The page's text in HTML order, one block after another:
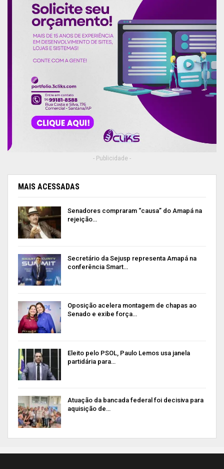
prorrogado enquanto estiver estudando.
Publicidade (x)
- Publicidade -
MAIS ACESSADAS
Senadores compraram “causa” do Amapá na
rejeição…
Secretário da Sejusp representa Amapá na
conferência Smart…
Oposição acelera montagem de chapas ao
Senado e exibe força…
Eleito pelo PSOL, Paulo Lemos usa janela
partidária para…
Atuação da bancada federal foi decisiva para
aquisição de…